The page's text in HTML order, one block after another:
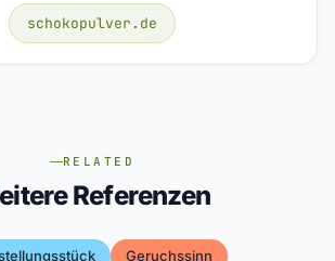
schokopulver.de
RELATED
Referenzen
Geruchssinn